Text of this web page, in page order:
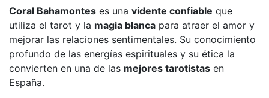
Coral Bahamontes es una vidente confiable que
utiliza el tarot y la magia blanca para atraer el amor y
mejorar las relaciones sentimentales. Su conocimiento
profundo de las energías espirituales y su ética la
convierten en una de las mejores tarotistas en
España.